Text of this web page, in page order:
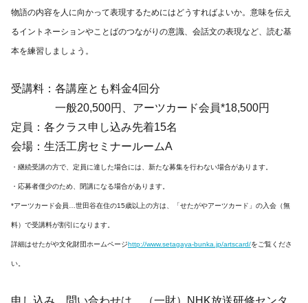
物語の内容を人に向かって表現するためにはどうすればよいか。意味を伝え
るイントネーションやことばのつながりの意識、会話文の表現など、読む基
本を練習しましょう。
受講料：各講座とも料金4回分
一般20,500円、アーツカード会員*18,500円
定員：各クラス申し込み先着15名
会場：生活工房セミナールームA
・継続受講の方で、定員に達した場合には、新たな募集を行わない場合があります。
・応募者僅少のため、閉講になる場合があります。
*アーツカード会員…世田谷在住の15歳以上の方は、「せたがやアーツカード」の入会（無
料）で受講料が割引になります。
詳細はせたがや文化財団ホームページhttp://www.setagaya-bunka.jp/artscard/をご覧くださ
い。
申し込み、問い合わせは、（一財）NHK放送研修センタ